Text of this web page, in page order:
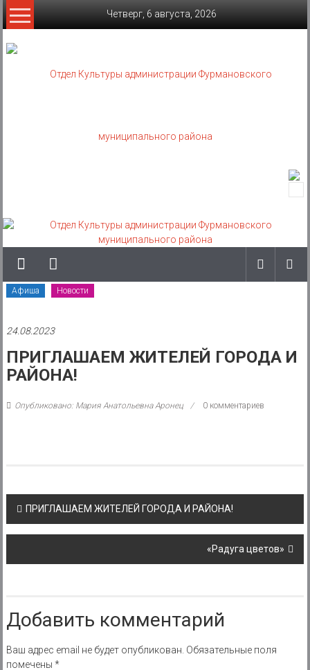
Skip
to
Четверг, 6 августа, 2026
администрации
Фурмановского
муниципального
казенное
учреждение
Афиша Новости
24.08.2023
ПРИГЛАШАЕМ ЖИТЕЛЕЙ ГОРОДА И
РАЙОНА!
Опубликовано: Мария Анатольевна Аронец 0 комментариев
Post
navigation
ПРИГЛАШАЕМ ЖИТЕЛЕЙ ГОРОДА И РАЙОНА!
«Радуга цветов»
Добавить комментарий
Ваш адрес email не будет опубликован. Обязательные поля
помечены *